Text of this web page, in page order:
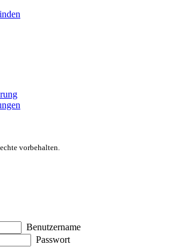
vorbehalten.
Benutzername
Passwort